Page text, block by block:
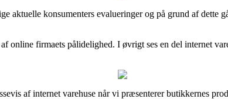
konsumenters evalueringer og på grund af dette
online firmaets pålidelighed. I øvrigt ses en del internet
af internet varehuse når vi præsenterer butikkernes